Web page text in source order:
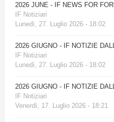
2026 JUNE - IF NEWS FOR
IF Notiziari
Lunedì, 27. Luglio 2026 - 18:02
2026 GIUGNO - IF NOTIZIE
IF Notiziari
Lunedì, 27. Luglio 2026 - 18:02
2026 GIUGNO - IF NOTIZIE
IF Notiziari
Venerdì, 17. Luglio 2026 - 18:21